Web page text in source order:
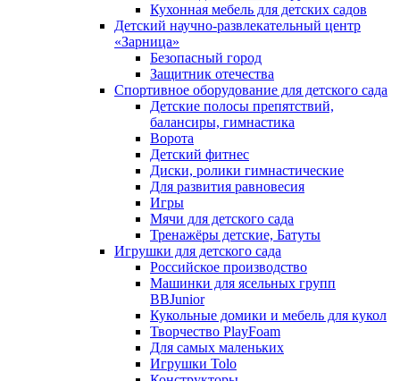
Кухонная мебель для детских садов
Детский научно-развлекательный центр
«Зарница»
Безопасный город
Защитник отечества
Спортивное оборудование для детского сада
Детские полосы препятствий,
балансиры, гимнастика
Ворота
Детский фитнес
Диски, ролики гимнастические
Для развития равновесия
Игры
Мячи для детского сада
Тренажёры детские, Батуты
Игрушки для детского сада
Российское производство
Машинки для ясельных групп
BBJunior
Кукольные домики и мебель для кукол
Творчество PlayFoam
Для самых маленьких
Игрушки Tolo